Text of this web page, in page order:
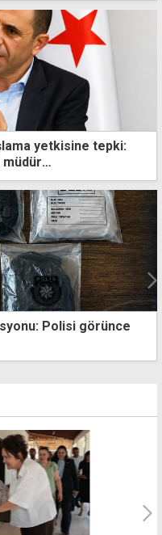
yetkisine tepki:
yandı